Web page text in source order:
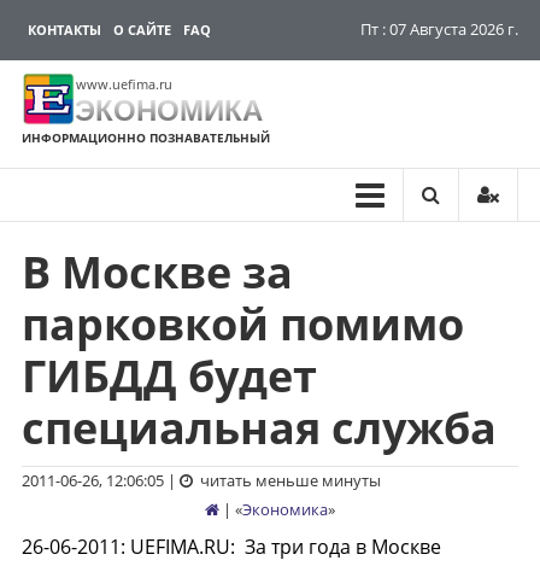
КОНТАКТЫ О САЙТЕ FAQ Пт : 07 Августа 2026 г.
www.uefima.ru
ЭКОНОМИКА
ИНФОРМАЦИОННО ПОЗНАВАТЕЛЬНЫЙ
Перейти
содержимому
В Москве за
парковкой помимо
ГИБДД будет
специальная служба
2011-06-26, 12:06:05|
читать меньше минуты
| «Экономика»
26-06-2011: UEFIMA.RU: За три года в Москве